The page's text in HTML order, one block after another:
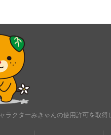
クターみきゃんの使用許可を取得